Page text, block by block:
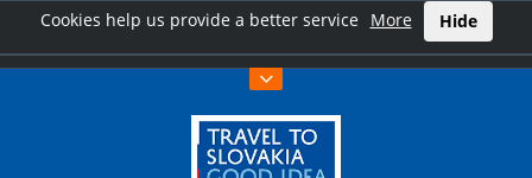
Cookies help us provide a better service More Hide